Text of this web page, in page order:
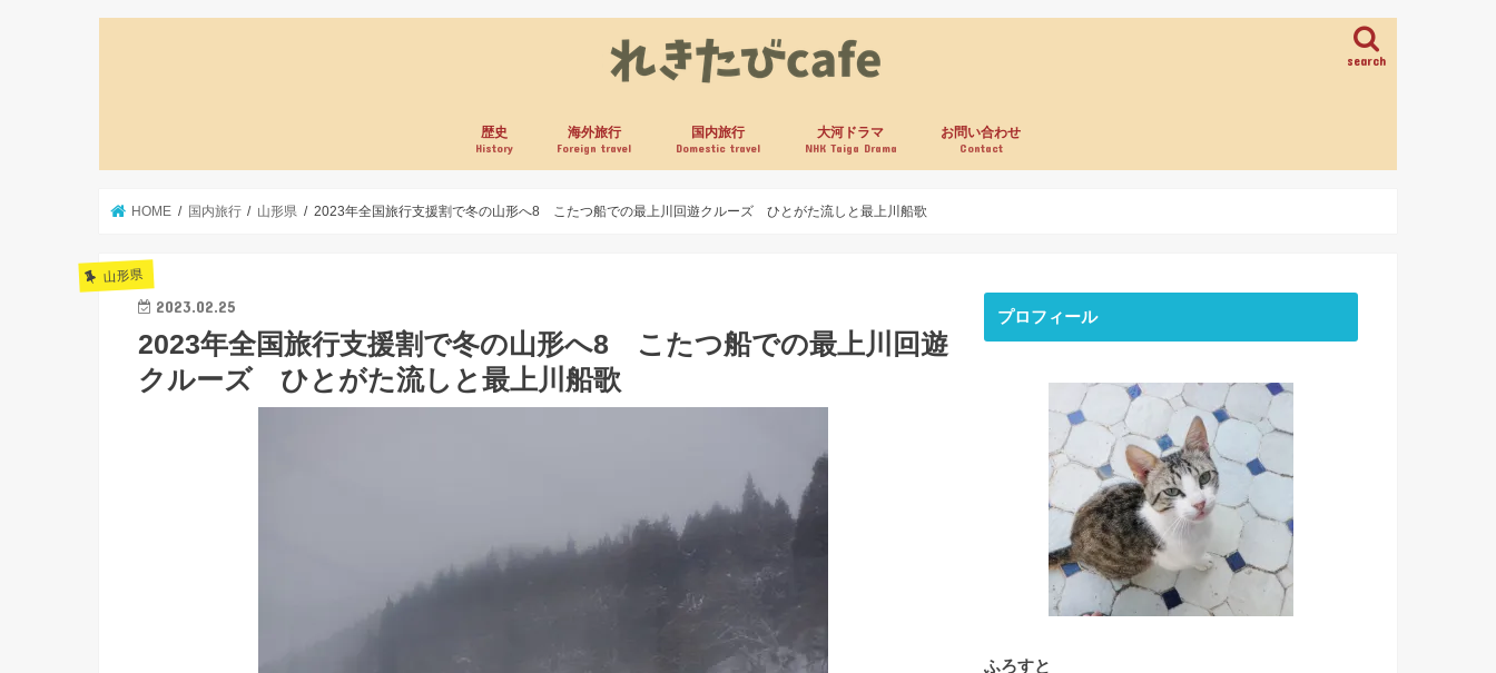
search
歴史
History
海外旅行
Foreign travel
国内旅行
Domestic travel
大河ドラマ
NHK Taiga Drama
お問い合わせ
Contact
HOME 国内旅行 山形県 2023年全国旅行支援割で冬の山形へ8 こたつ船での最上川回遊クルーズ ひとがた流しと最上川船歌
山形県
2023.02.25
2023年全国旅行支援割で冬の山形へ8 こたつ船での最上川回遊
クルーズ ひとがた流しと最上川船歌
プロフィール
ふろすと